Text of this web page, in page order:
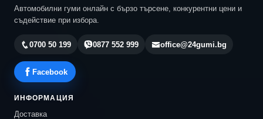
Автомобилни гуми онлайн с бързо търсене, конкурентни цени и
съдействие при избора.
0700 50 199 0877 552 999 office@24gumi.bg
Facebook
ИНФОРМАЦИЯ
Доставка